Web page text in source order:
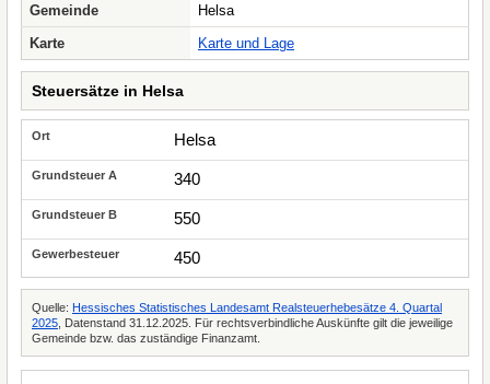
Gemeinde
Helsa
Karte
Karte und Lage
Steuersätze in Helsa
Helsa
340
550
450
Quelle: Hessisches Statistisches Landesamt Realsteuerhebesätze 4. Quartal
2025 , Datenstand 31.12.2025. Für rechtsverbindliche Auskünfte gilt die jeweilige
Gemeinde bzw. das zuständige Finanzamt.